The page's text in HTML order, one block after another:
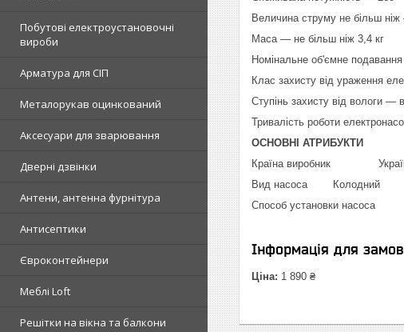
Побутові електроустановочні
вироби
Арматура для СІП
Металорукав оцинкований
Аксесуари для зварювання
Дверні дзвінки
Антени, антенна фурнітура
Антисептики
Євроконтейнери
Меблі Loft
Решітки на вікна та балкони
Величина струму не більш
Маса — не більш ніж 3,4 кг
Номінальне об'ємне
Клас захисту від ураження
Ступінь захисту від вологи —
Тривалість роботи
ОСНОВНІ АТРИБУКТИ
Країна виробник
Вид насоса Колодний
Способ установки насоса
Інформація для
Ціна: 1 890 ₴